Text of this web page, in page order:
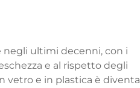
negli ultimi decenni, con i
e al rispetto degli
vetro e in plastica è